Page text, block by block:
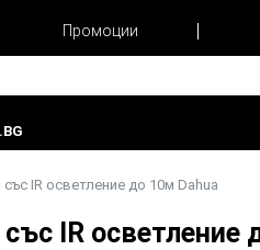
Промоции
IR осветление до 10м Dahua
IR